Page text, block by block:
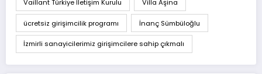
Vaillant Türkiye İletişim Kurulu Villa Aşina
ücretsiz girişimcilik programı İnanç Sümbüloğlu
İzmirli sanayicilerimiz girişimcilere sahip çıkmalı